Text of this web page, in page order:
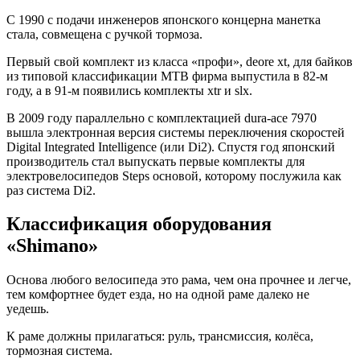
С 1990 с подачи инженеров японского концерна манетка
стала, совмещена с ручкой тормоза.
Первый свой комплект из класса «профи», deore xt, для байков
из типовой классификации МТВ фирма выпустила в 82-м
году, а в 91-м появились комплекты xtr и slx.
В 2009 году параллельно с комплектацией dura-ace 7970
вышла электронная версия системы переключения скоростей
Digital Integrated Intelligence (или Di2). Спустя год японский
производитель стал выпускать первые комплекты для
электровелосипедов Steps основой, которому послужила как
раз система Di2.
Классификация оборудования
«Shimano»
Основа любого велосипеда это рама, чем она прочнее и легче,
тем комфортнее будет езда, но на одной раме далеко не
уедешь.
К раме должны прилагаться: руль, трансмиссия, колёса,
тормозная система.